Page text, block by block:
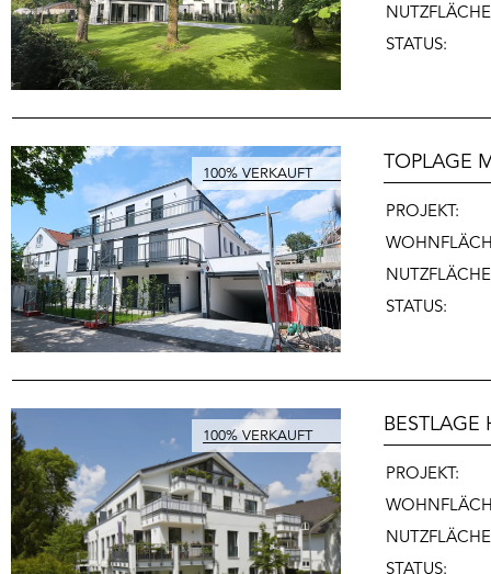
STATUS:
TOPLAGE
PROJEKT:
STATUS:
BESTLAGE
PROJEKT:
STATUS: